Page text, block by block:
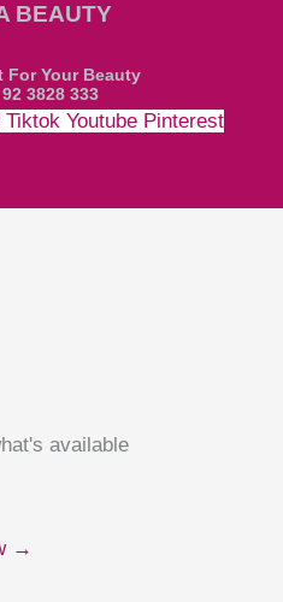
BEAUTY
For Your Beauty
3828 333
Tiktok Youtube Pinterest
available
→